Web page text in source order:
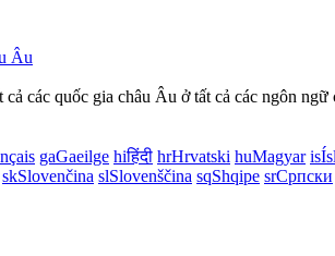
các quốc gia châu Âu ở tất cả các ngôn
gaGaeilge hiहिंदी hrHrvatski huMagyar is
skSlovenčina slSlovenščina sqShqipe srСрпски